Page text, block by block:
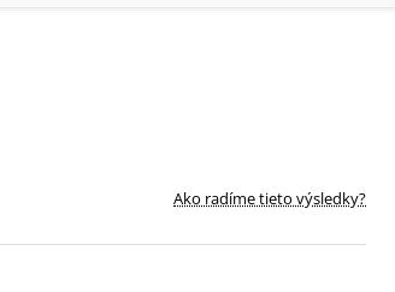
Ako radíme tieto výsledky?